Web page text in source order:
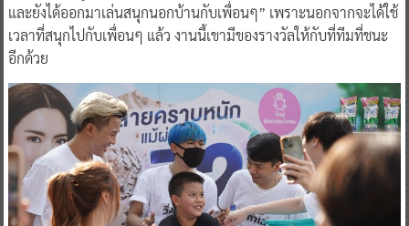
และยังได้ออกมาเล่นสนุกนอกบ้านกับเพื่อนๆ” เพราะนอกจากจะได้ใช้
เวลาที่สนุกไปกับเพื่อนๆ แล้ว งานนี้เขามีของรางวัลให้กับที่ทีมที่ชนะ
อีกด้วย